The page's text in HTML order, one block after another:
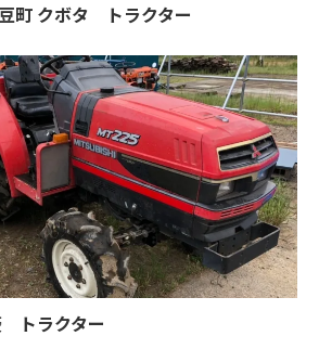
町 クボタ トラクター
トラクター